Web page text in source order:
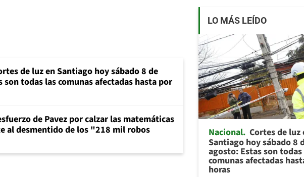
de luz en Santiago hoy sábado 8 de
son todas las comunas afectadas hasta por
de Pavez por calzar las matemáticas
al desmentido de los "218 mil robos
LO MÁS LEÍDO
Nacional Cortes de luz
Santiago hoy sábado 8
agosto: Estas son todas
comunas afectadas
horas